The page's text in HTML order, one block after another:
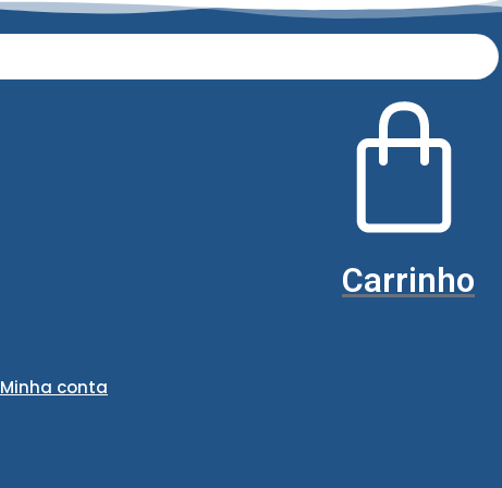
Carrinho
Minha conta